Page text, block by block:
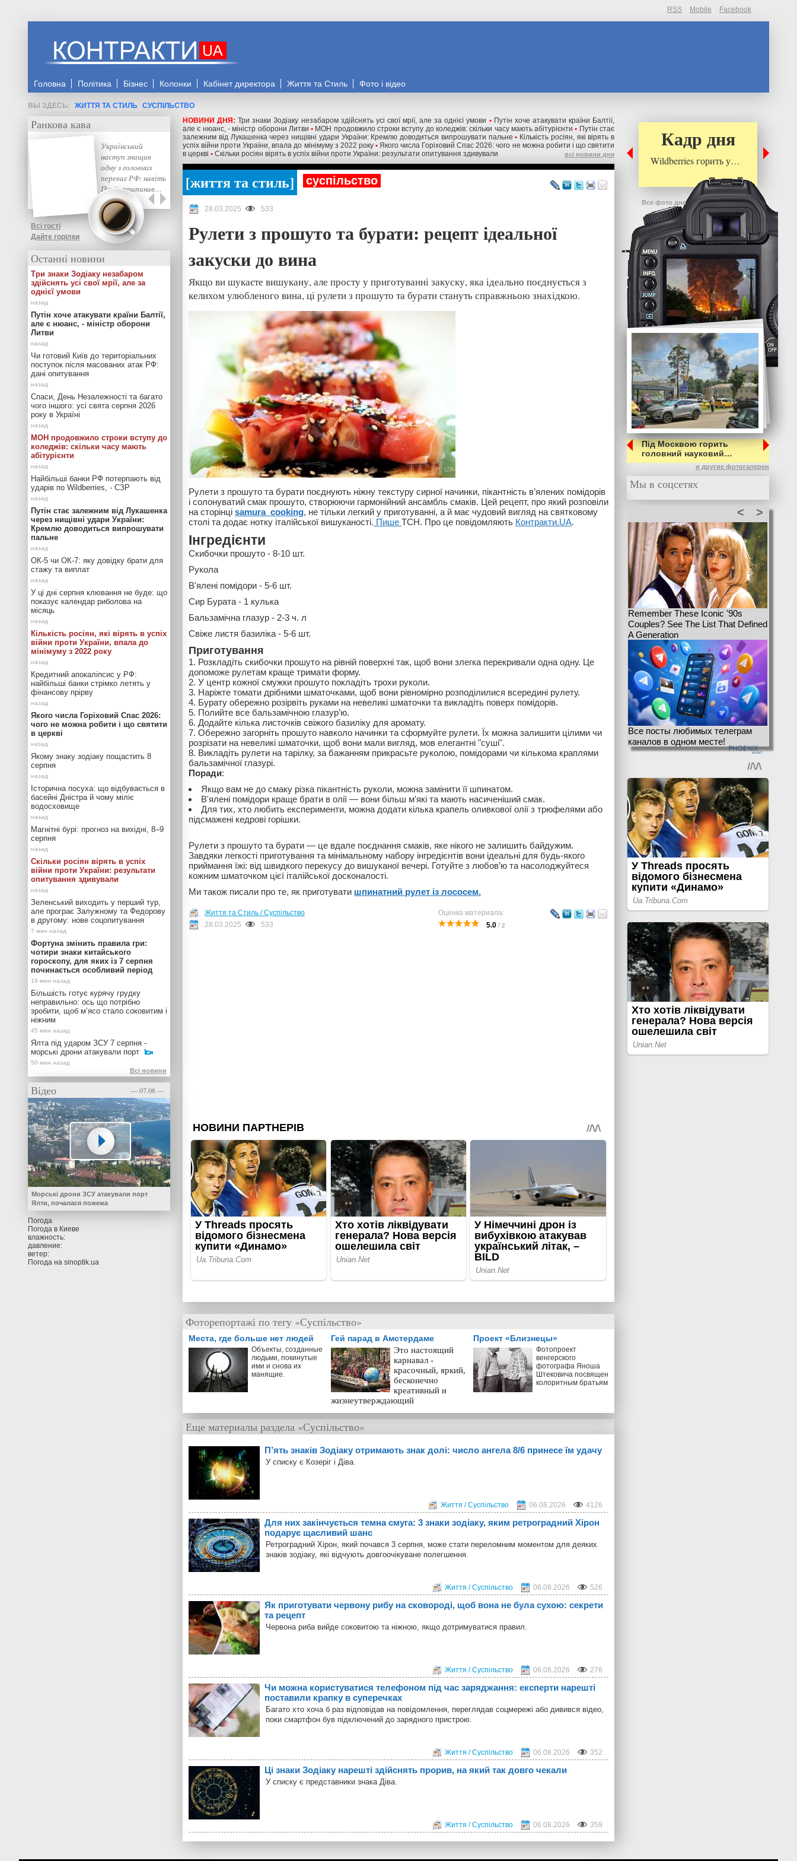
RSS Mobile Facebook
Головна Політика Бізнес Колонки Кабінет директора Життя та Стиль Фото і відео
ЖИТТЯ ТА СТИЛЬ СУСПІЛЬСТВО
НОВИНИ ДНЯ:Три знаки Зодіаку незабаром здійснять усі свої мрії, але за однієї умови • Путін хоче атакувати країни Балтії,
але є нюанс, - міністр оборони Литви • МОН продовжило строки вступу до коледжів: скільки часу мають абітурієнти • Путін стає
залежним від Лукашенка через нищівні удари України: Кремлю доводиться випрошувати пальне • Кількість росіян, які вірять в
успіх війни проти України, впала до мінімуму з 2022 року • Якого числа Горіховий Спас 2026: чого не можна робити і що святити
в церкві • Скільки росіян вірять в успіх війни проти України: результати опитування здивували всі новини дня
життя та стиль суспільство
28.03.2025 533
Рулети з прошуто та бурати: рецепт ідеальної
закуски до вина
Якщо ви шукаєте вишукану, але просту у приготуванні закуску, яка ідеально поєднується з
келихом улюбленого вина, ці рулети з прошуто та бурати стануть справжньою знахідкою.
Рулети з прошуто та бурати поєднують ніжну текстуру сирної начинки, пікантність в’ялених помідорів
і солонуватий смак прошуто, створюючи гармонійний ансамбль смаків. Цей рецепт, про який розповіли
на сторінці samura_cooking, не тільки легкий у приготуванні, а й має чудовий вигляд на святковому
столі та додає нотку італійської вишуканості. Пише ТСН. Про це повідомляють Контракти.UA.
Інгредієнти
Скибочки прошуто - 8-10 шт.
Рукола
В'ялені помідори - 5-6 шт.
Сир Бурата - 1 кулька
Бальзамічна глазур - 2-3 ч. л
Свіже листя базиліка - 5-6 шт.
Приготування
Розкладіть скибочки прошуто на рівній поверхні так, щоб вони злегка перекривали одна одну. Це
допоможе рулетам краще тримати форму.
У центр кожної смужки прошуто покладіть трохи руколи.
Наріжте томати дрібними шматочками, щоб вони рівномірно розподілилися всередині рулету.
Бурату обережно розірвіть руками на невеликі шматочки та викладіть поверх помідорів.
Полийте все бальзамічною глазур’ю.
Додайте кілька листочків свіжого базиліку для аромату.
Обережно загорніть прошуто навколо начинки та сформуйте рулети. Їх можна залишити цілими чи
розрізати на невеликі шматочки, щоб вони мали вигляд, мов елегантні "суші".
Викладіть рулети на тарілку, за бажанням прикрасьте руколою, помідорами чи кількома краплями
бальзамічної глазурі.
Поради:
Якщо вам не до смаку різка пікантність руколи, можна замінити її шпинатом.
В'ялені помідори краще брати в олії — вони більш м'які та мають насиченіший смак.
Для тих, хто любить експерименти, можна додати кілька крапель оливкової олії з трюфелями або
підсмажені кедрові горішки.
Рулети з прошуто та бурати — це вдале поєднання смаків, яке нікого не залишить байдужим.
Завдяки легкості приготування та мінімальному набору інгредієнтів вони ідеальні для будь-якого
приймання їжі: від швидкого перекусу до вишуканої вечері. Готуйте з любов’ю та насолоджуйтеся
кожним шматочком цієї італійської досконалості.
Ми також писали про те, як приготувати шпинатний рулет із лососем.
Оценка материала:
5.0 / 2
Життя та Стиль / Суспільство
28.03.2025
533
Фоторепортажі по тегу «Суспільство»
Места, где больше нет людей
Объекты, созданные
людьми, покинутые
ими и снова их
манящие.
Гей парад в Амстердаме
Это настоящий
карнавал -
красочный, яркий,
бесконечно
креативный и
жизнеутверждающий
Проект «Близнецы»
Фотопроект
венгерского
фотографа Яноша
Штековича посвящен
колоритным братьям
Еще материалы раздела «Суспільство»
П’ять знаків Зодіаку отримають знак долі: число ангела 8/6 принесе їм удачу
У списку є Козеріг і Діва.
Життя / Суспільство 06.08.2026 4126
Для них закінчується темна смуга: 3 знаки зодіаку, яким ретроградний Хірон
подарує щасливий шанс
Ретроградний Хірон, який почався 3 серпня, може стати переломним моментом для деяких
знаків зодіаку, які відчують довгоочікуване полегшення.
Життя / Суспільство 06.08.2026 526
Як приготувати червону рибу на сковороді, щоб вона не була сухою: секрети
та рецепт
Червона риба вийде соковитою та ніжною, якщо дотримуватися правил.
Життя / Суспільство 06.08.2026 276
Чи можна користуватися телефоном під час заряджання: експерти нарешті
поставили крапку в суперечках
Багато хто хоча б раз відповідав на повідомлення, переглядав соцмережі або дивився відео,
поки смартфон був підключений до зарядного пристрою.
Життя / Суспільство 06.08.2026 352
Ці знаки Зодіаку нарешті здійснять прорив, на який так довго чекали
У списку є представники знака Діва.
Життя / Суспільство 06.08.2026 359
Ранкова кава
Український
наступ знищив
одну з головних
переваг РФ: навіть
Путін припинив…
Всі гості
Дайте горілки
Останні новини
Три знаки Зодіаку незабаром
здійснять усі свої мрії, але за
однієї умови
Путін хоче атакувати країни Балтії,
але є нюанс, - міністр оборони
Литви
Чи готовий Київ до територіальних
поступок після масованих атак РФ:
дані опитування
Спаси, День Незалежності та багато
чого іншого: усі свята серпня 2026
року в Україні
МОН продовжило строки вступу до
коледжів: скільки часу мають
абітурієнти
Найбільші банки РФ потерпають від
ударів по Wildberries, - СЗР
Путін стає залежним від Лукашенка
через нищівні удари України:
Кремлю доводиться випрошувати
пальне
ОК-5 чи ОК-7: яку довідку брати для
стажу та виплат
У ці дні серпня клювання не буде: що
показує календар риболова на
місяць
Кількість росіян, які вірять в успіх
війни проти України, впала до
мінімуму з 2022 року
Кредитний апокаліпсис у РФ:
найбільші банки стрімко летять у
фінансову прірву
Якого числа Горіховий Спас 2026:
чого не можна робити і що святити
в церкві
Якому знаку зодіаку пощастить 8
серпня
Історична посуха: що відбувається в
басейні Дністра й чому міліє
водосховище
Магнітні бурі: прогноз на вихідні, 8–9
серпня
Скільки росіян вірять в успіх
війни проти України: результати
опитування здивували
Зеленський виходить у перший тур,
але програє Залужному та Федорову
в другому: нове соцопитування
Фортуна змінить правила гри:
чотири знаки китайського
гороскопу, для яких із 7 серпня
починається особливий період
Більшість готує курячу грудку
неправильно: ось що потрібно
зробити, щоб м’ясо стало соковитим і
ніжним
Ялта під ударом ЗСУ 7 серпня -
морські дрони атакували порт
Всі новини
Відео — 07.08 —
Морські дрони ЗСУ атакували порт
Ялти, почалася пожежа
Погода
Погода в Киеве
влажность:
давление:
ветер:
Погода на sinoptik.ua
Кадр дня
Wildberries горить у…
Все фото дня
Під Москвою горить
головний науковий…
и другие фотогалереи
Мы в соцсетях
>
<
Remember These Iconic '90s
Couples? See The List That Defined
A Generation
Все посты любимых телеграм
каналов в одном месте!